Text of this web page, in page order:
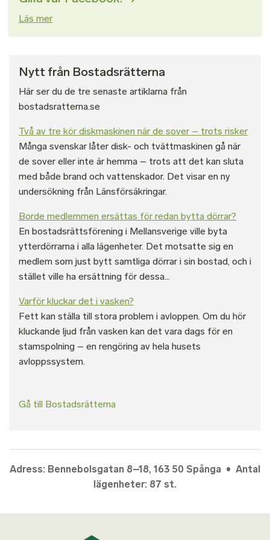
Läs mer
Nytt från Bostadsrätterna
Här ser du de tre senaste artiklarna från
bostadsratterna.se
Två av tre kör diskmaskinen när de sover – trots risker
Många svenskar låter disk- och tvättmaskinen gå när
de sover eller inte är hemma – trots att det kan sluta
med både brand och vattenskador. Det visar en ny
undersökning från Länsförsäkringar.
Borde medlemmen ersättas för redan bytta dörrar?
En bostadsrättsförening i Mellansverige ville byta
ytterdörrarna i alla lägenheter. Det motsatte sig en
medlem som just bytt samtliga dörrar i sin bostad, och i
stället ville ha ersättning för dessa...
Varför kluckar det i vasken?
Fett kan ställa till stora problem i avloppen. Om du hör
kluckande ljud från vasken kan det vara dags för en
stamspolning – en rengöring av hela husets
avloppssystem.
Gå till Bostadsrätterna
Adress: Bennebolsgatan 8–18, 163 50 Spånga • Antal
lägenheter: 87 st.